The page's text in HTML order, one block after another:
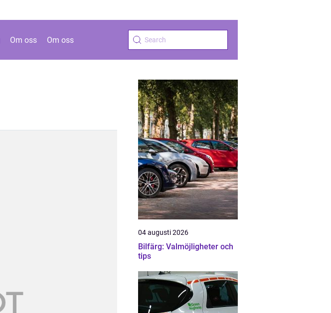
Om oss Om oss
04 augusti 2026
Bilfärg: Valmöjligheter och
tips